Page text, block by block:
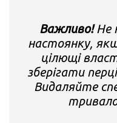
Важливо!Не
настоянку,
цілющі
зберігати
Видаляйте